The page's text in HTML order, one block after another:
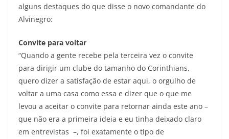
alguns destaques do que disse o novo comandante do
Alvinegro:
Convite para voltar
“Quando a gente recebe pela terceira vez o convite
para dirigir um clube do tamanho do Corinthians,
quero dizer a satisfação de estar aqui, o orgulho de
voltar a uma casa como essa e dizer que o que me
levou a aceitar o convite para retornar ainda este ano –
que não era a primeira ideia e eu tinha deixado claro
em entrevistas –, foi exatamente o tipo de